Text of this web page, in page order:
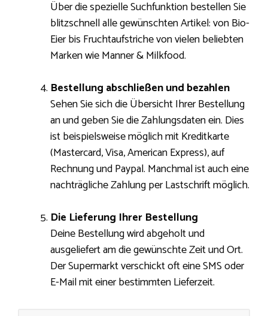
Über die spezielle Suchfunktion bestellen Sie
blitzschnell alle gewünschten Artikel: von Bio-
Eier bis Fruchtaufstriche von vielen beliebten
Marken wie Manner & Milkfood.
Bestellung abschließen und bezahlen
Sehen Sie sich die Übersicht Ihrer Bestellung
an und geben Sie die Zahlungsdaten ein. Dies
ist beispielsweise möglich mit Kreditkarte
(Mastercard, Visa, American Express), auf
Rechnung und Paypal. Manchmal ist auch eine
nachträgliche Zahlung per Lastschrift möglich.
Die Lieferung Ihrer Bestellung
Deine Bestellung wird abgeholt und
ausgeliefert am die gewünschte Zeit und Ort.
Der Supermarkt verschickt oft eine SMS oder
E-Mail mit einer bestimmten Lieferzeit.